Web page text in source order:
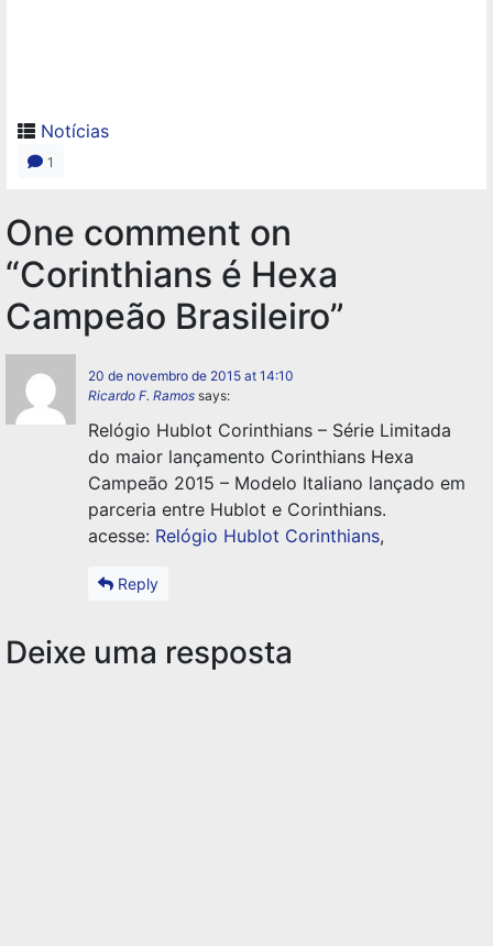
Notícias
1
One comment on
“Corinthians é Hexa
Campeão Brasileiro”
20 de novembro de 2015 at 14:10
Ricardo F. Ramos says:
Relógio Hublot Corinthians – Série Limitada
do maior lançamento Corinthians Hexa
Campeão 2015 – Modelo Italiano lançado em
parceria entre Hublot e Corinthians.
acesse: Relógio Hublot Corinthians,
Reply
Deixe uma resposta